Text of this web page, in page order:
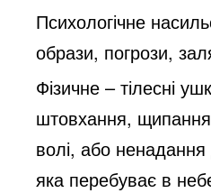
Психологічне
образи, погрози,
Фізичне – тілесні
штовхання,
волі, або ненадання
яка перебуває в